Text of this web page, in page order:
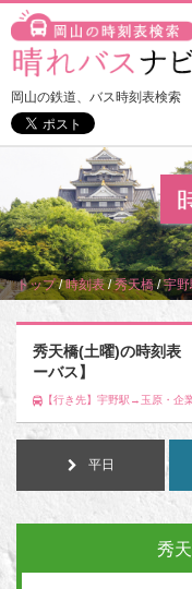
岡山の鉄道、バス時刻表検索
トップ/時刻表/秀天橋/宇
秀天橋(土曜)の時刻表
ーバス】
【行き先】宇野駅→玉原・企
平日
秀